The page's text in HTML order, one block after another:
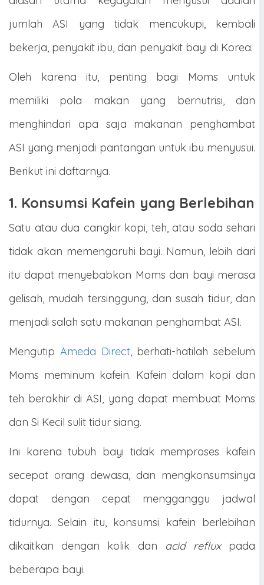
jumlah ASI yang tidak mencukupi, kembali
bekerja, penyakit ibu, dan penyakit bayi di Korea.
Oleh karena itu, penting bagi Moms untuk
memiliki pola makan yang bernutrisi, dan
menghindari apa saja makanan penghambat
ASI yang menjadi pantangan untuk ibu menyusui.
Berikut ini daftarnya.
1. Konsumsi Kafein yang Berlebihan
Satu atau dua cangkir kopi, teh, atau soda sehari
tidak akan memengaruhi bayi. Namun, lebih dari
itu dapat menyebabkan Moms dan bayi merasa
gelisah, mudah tersinggung, dan susah tidur, dan
menjadi salah satu makanan penghambat ASI.
Mengutip Ameda Direct, berhati-hatilah sebelum
Moms meminum kafein. Kafein dalam kopi dan
teh berakhir di ASI, yang dapat membuat Moms
dan Si Kecil sulit tidur siang.
Ini karena tubuh bayi tidak memproses kafein
secepat orang dewasa, dan mengkonsumsinya
dapat dengan cepat mengganggu jadwal
tidurnya. Selain itu, konsumsi kafein berlebihan
dikaitkan dengan kolik dan
acid refluxpada
beberapa bayi.